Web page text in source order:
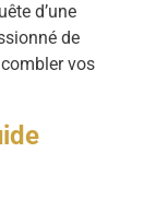
d’une
de
vos